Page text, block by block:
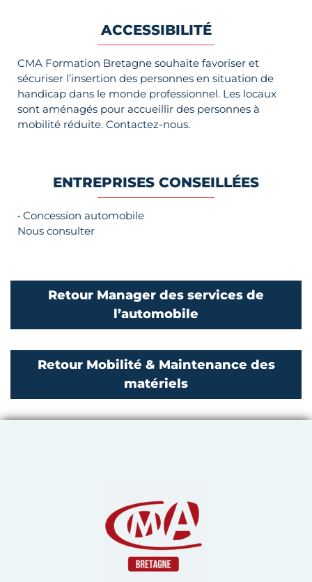
ACCESSIBILITÉ
CMA Formation Bretagne souhaite favoriser et
sécuriser l’insertion des personnes en situation de
handicap dans le monde professionnel. Les locaux
sont aménagés pour accueillir des personnes à
mobilité réduite. Contactez-nous.
ENTREPRISES CONSEILLÉES
• Concession automobile
Nous consulter
Retour Manager des services de
l’automobile
Retour Mobilité & Maintenance des
matériels
Chambre de Métiers et